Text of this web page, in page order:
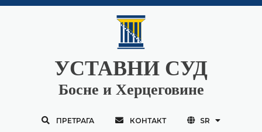
УСТАВНИ СУД
Босне и Херцеговине
ПРЕТРАГА КОНТАКТ SR